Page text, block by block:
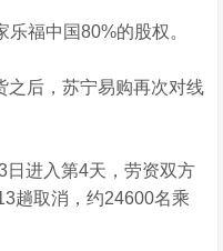
福中国80%的股权。
后，苏宁易购再次对线
进入第4天，劳资双方
趟取消，约24600名乘